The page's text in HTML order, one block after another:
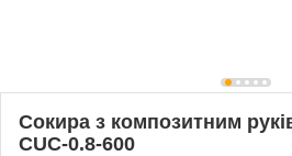
Сокира з композитним
CUC-0.8-600